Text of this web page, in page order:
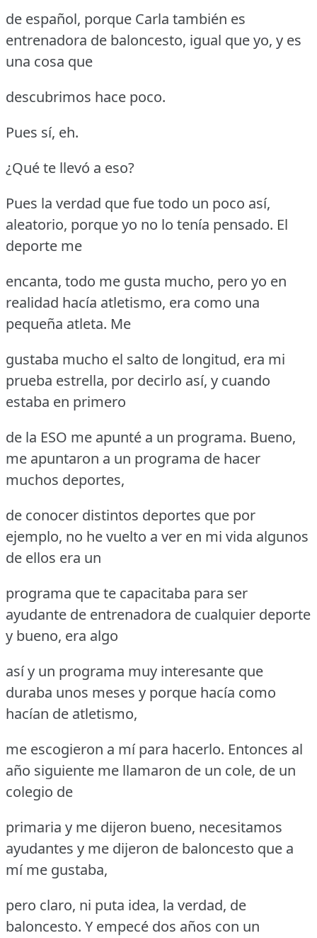
de español, porque Carla también es
entrenadora de baloncesto, igual que yo, y es
una cosa que
descubrimos hace poco.
Pues sí, eh.
¿Qué te llevó a eso?
Pues la verdad que fue todo un poco así,
aleatorio, porque yo no lo tenía pensado. El
deporte me
encanta, todo me gusta mucho, pero yo en
realidad hacía atletismo, era como una
pequeña atleta. Me
gustaba mucho el salto de longitud, era mi
prueba estrella, por decirlo así, y cuando
estaba en primero
de la ESO me apunté a un programa. Bueno,
me apuntaron a un programa de hacer
muchos deportes,
de conocer distintos deportes que por
ejemplo, no he vuelto a ver en mi vida algunos
de ellos era un
programa que te capacitaba para ser
ayudante de entrenadora de cualquier deporte
y bueno, era algo
así y un programa muy interesante que
duraba unos meses y porque hacía como
hacían de atletismo,
me escogieron a mí para hacerlo. Entonces al
año siguiente me llamaron de un cole, de un
colegio de
primaria y me dijeron bueno, necesitamos
ayudantes y me dijeron de baloncesto que a
mí me gustaba,
pero claro, ni puta idea, la verdad, de
baloncesto. Y empecé dos años con un